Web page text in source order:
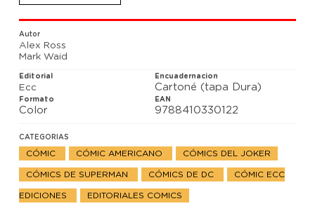
Autor
Alex Ross
Mark Waid
Editorial
Ecc
Encuadernacion
Cartoné (tapa Dura)
Formato
Color
EAN
9788410330122
CATEGORIAS
CÓMIC CÓMIC AMERICANO CÓMICS DEL JOKER
CÓMICS DE SUPERMAN CÓMICS DE DC CÓMIC ECC
EDICIONES EDITORIALES COMICS